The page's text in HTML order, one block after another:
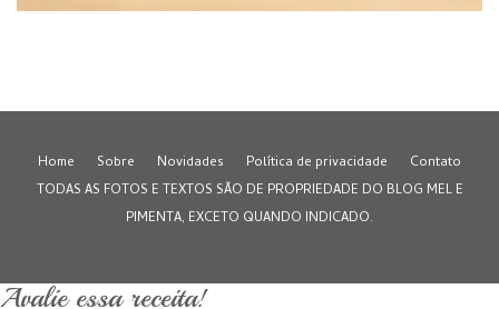
Home Sobre Novidades Política de privacidade
Contato
TODAS AS FOTOS E TEXTOS SÃO DE PROPRIEDADE DO BLOG MEL E
PIMENTA, EXCETO QUANDO INDICADO.
Avalie essa receita!